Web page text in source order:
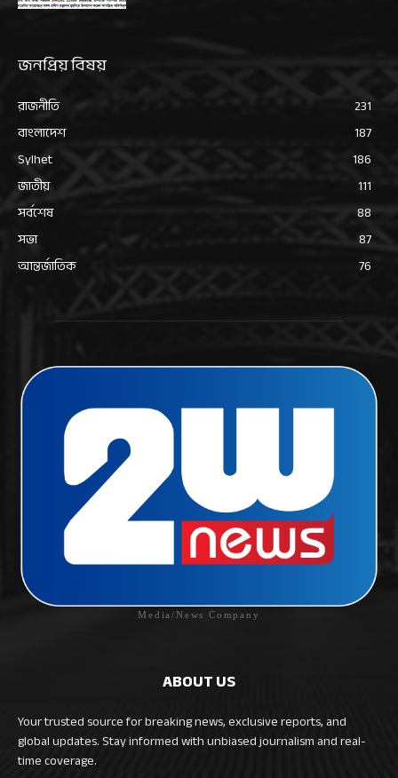
জনপ্রিয় বিষয়
রাজনীতি
231
বাংলাদেশ
187
Sylhet
186
জাতীয়
111
সর্বশেষ
88
সভা
87
আন্তর্জাতিক
76
Media/News Company
ABOUT US
Your trusted source for breaking news, exclusive reports, and
global updates. Stay informed with unbiased journalism and real-
time coverage.